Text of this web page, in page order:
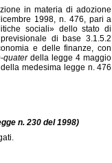
in materia di adozione
1998, n. 476, pari a
sociali» dello stato di
di base 3.1.5.2
e delle finanze, con
quaterdella legge 4 maggio
medesima legge n. 476
n. 230 del 1998)